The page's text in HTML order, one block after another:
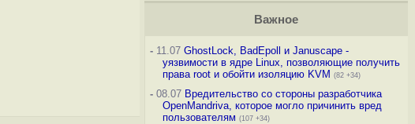
Важное
-11.07 GhostLock, BadEpoll и Januscape -
уязвимости в ядре Linux, позволяющие получить
права root и обойти изоляцию KVM (82 +34)
-08.07 Вредительство со стороны разработчика
OpenMandriva, которое могло причинить вред
пользователям (107 +34)